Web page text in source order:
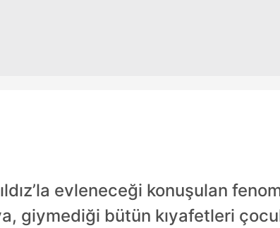
evleneceği konuşulan
giymediği bütün kıyafetleri